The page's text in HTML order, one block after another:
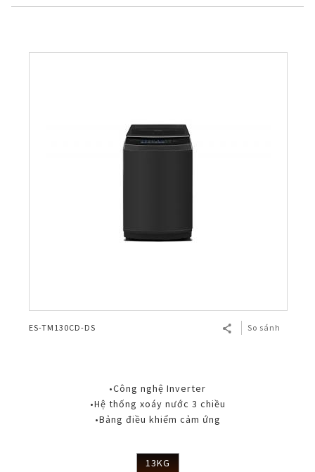
ES-TM130CD-DS So sánh
•Công nghệ Inverter
•Hệ thống xoáy nước 3 chiều
•Bảng điều khiểm cảm ứng
13KG